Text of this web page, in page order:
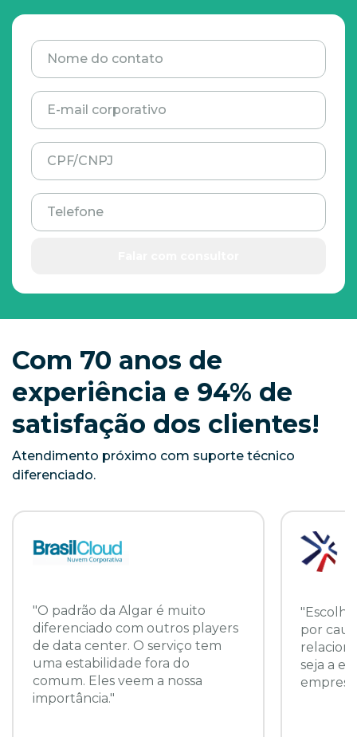
Nome do contato
E-mail corporativo
CPF/CNPJ
Telefone
Com 70 anos de
experiência e 94% de
satisfação dos clientes!
Atendimento próximo com suporte técnico
diferenciado.
"O padrão da Algar é muito
diferenciado com outros players
de data center. O serviço tem
uma estabilidade fora do
comum. Eles veem a nossa
importância."
"Escolhi
por
seja a